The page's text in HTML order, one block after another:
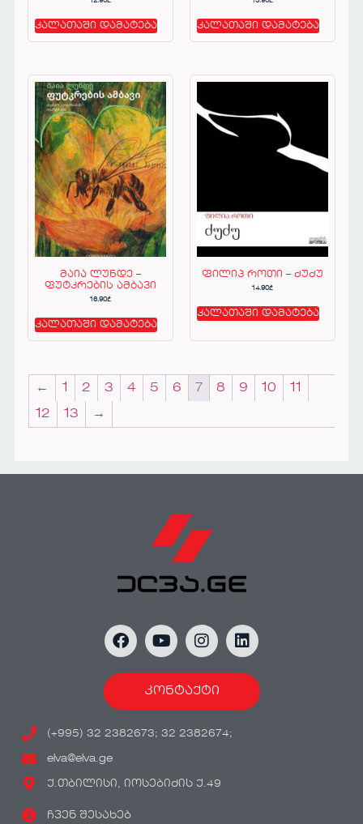
კალათაში დამატება კალათაში დამატება
მაია ლუნდე –
ფუტკრების ამბავი
16.90₾
კალათაში დამატება
ფილიპ როთი – ძუძუ
14.90₾
კალათაში დამატება
← 1 2 3 4 5 6 7 8 9 10
11
12
13 →
კონტაქტი
(+995) 32 2382673; 32 2382674;
elva@elva.ge
ქ.თბილისი, იოსებიძის ქ.49
ჩვენ შესახებ